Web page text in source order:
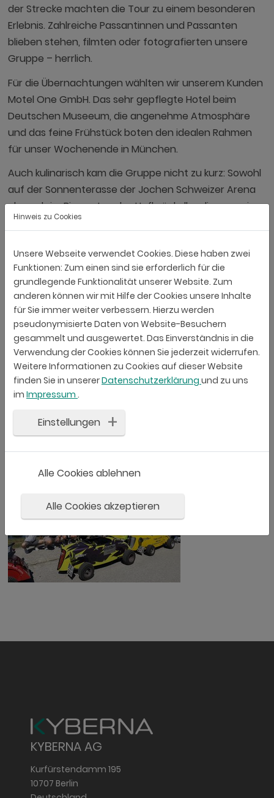
der Strecke machten die Tour zu einem besonderen
Erlebnis. Zahlreiche Passantinnen und Passanten
blieben stehen, filmten oder fotografierten unsere
Gruppe – herrlich.
Für die Übernachtungen wählten wir unserem Kunden
Motel One GmbH. Das sehr gepflegte Hotel beim
Deutschen Museeum, die angenehme Atmosphäre
und das feine Frühstück boten den idealen Rahmen
für unser Wochenende in München.
Auch kulinarisch kam die Gruppe nicht zu kurz: Sowohl
auf der Sonnenterasse der Jochen Schweizer Arena
als auch im Biergarten des Hofbräukellers liessen wir
die Erlebnisse des Tages bei gutem Essen, Getränken
einige ging es nach dem offiziellen Programm jeweils
noch weiter ins Münchner Nachtleben.
Der Jubiläumsausflug hat einmal mehr gezeigt, wie
wertvoll gemeinsame Erlebnisse sind. Sie schaffen
Erinnerungen, stärken den Zusammenhalt und geben
neue Energie für alles, was vor uns liegt.
Danke an alle #IThappymakers, die dieses
Wochenende mit ihrer guten Stimmung, ihrem Einsatz
und ihrer Offenheit zu etwas Besonderem gemacht
haben. Auf die nächsten gemeinsamen Geschichten
– und auf die nächsten 40 Jahre KYBERNA.
KYBERNA AG
Kurfürstendamm 195
10707 Berlin
Hinweis zu Cookies
Unsere Webseite verwendet Cookies. Diese haben zwei
Funktionen: Zum einen sind sie erforderlich für die
grundlegende Funktionalität unserer Website. Zum
anderen können wir mit Hilfe der Cookies unsere Inhalte
für Sie immer weiter verbessern. Hierzu werden
pseudonymisierte Daten von Website-Besuchern
gesammelt und ausgewertet. Das Einverständnis in die
Verwendung der Cookies können Sie jederzeit widerrufen.
Weitere Informationen zu Cookies auf dieser Website
finden Sie in unsererDatenschutzerklärung und zu uns
im Impressum .
Einstellungen
Alle Cookies ablehnen
Alle Cookies akzeptieren